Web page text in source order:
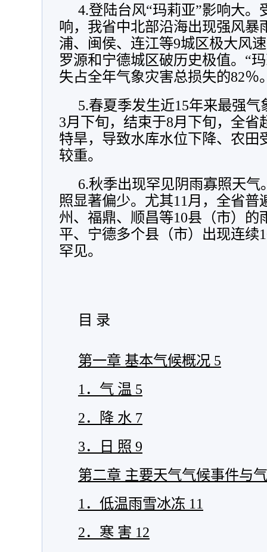
4.登陆台风“玛莉亚”影响大。
响，我省中北部沿海出现强风暴
浦、闽侯、连江等9城区极大风
罗源和宁德城区破历史极值。“
失占全年气象灾害总损失的82％
5.春夏季发生近15年来最强
3月下旬，结束于8月下旬，全省
特旱，导致水库水位下降、农田
较重。
6.秋季出现罕见阴雨寡照天
照显著偏少。尤其11月，全省普
州、福鼎、顺昌等10县（市）的
平、宁德多个县（市）出现连续
罕见。
目 录
第一章 基本气候概况 5
1．气 温 5
2．降 水 7
3．日 照 9
第二章 主要天气气候事件与
1．低温雨雪冰冻 11
2．寒 害 12